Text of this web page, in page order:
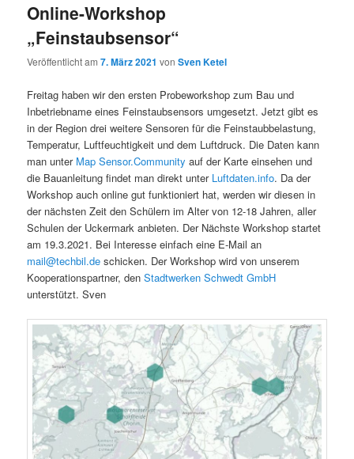
Online-Workshop
„Feinstaubsensor“
Veröffentlicht am7. März 2021 vonSven Ketel
Freitag haben wir den ersten Probeworkshop zum Bau und
Inbetriebname eines Feinstaubsensors umgesetzt. Jetzt gibt es
in der Region drei weitere Sensoren für die Feinstaubbelastung,
Temperatur, Luftfeuchtigkeit und dem Luftdruck. Die Daten kann
man unter Map Sensor.Community auf der Karte einsehen und
die Bauanleitung findet man direkt unter Luftdaten.info. Da der
Workshop auch online gut funktioniert hat, werden wir diesen in
der nächsten Zeit den Schülern im Alter von 12-18 Jahren, aller
Schulen der Uckermark anbieten. Der Nächste Workshop startet
am 19.3.2021. Bei Interesse einfach eine E-Mail an
mail@techbil.de schicken. Der Workshop wird von unserem
Kooperationspartner, denStadtwerken Schwedt GmbH
unterstützt. Sven